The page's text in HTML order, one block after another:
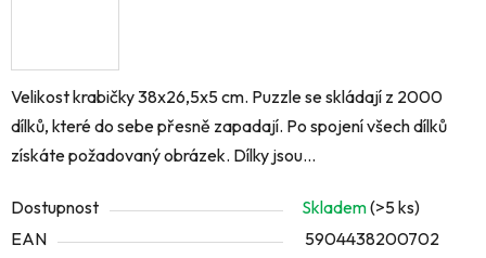
Velikost krabičky 38x26,5x5 cm. Puzzle se skládají z 2000
dílků, které do sebe přesně zapadají. Po spojení všech dílků
získáte požadovaný obrázek. Dílky jsou...
Dostupnost Skladem(>5 ks)
EAN
5904438200702